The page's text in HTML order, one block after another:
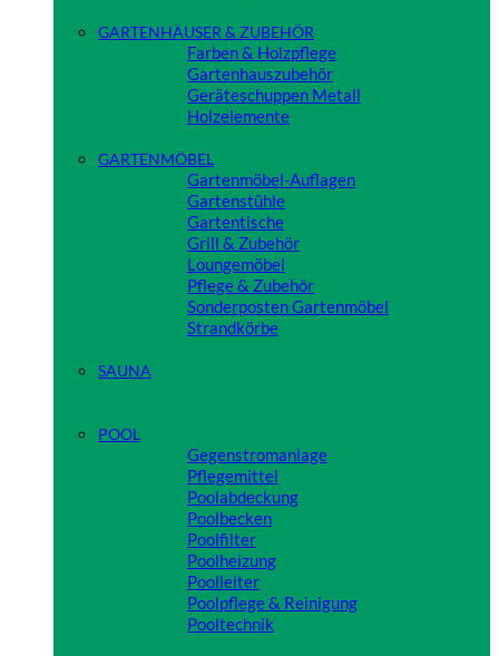
GARTENHÄUSER & ZUBEHÖR
Farben & Holzpflege
Gartenhauszubehör
Geräteschuppen Metall
Holzelemente
GARTENMÖBEL
Gartenmöbel-Auflagen
Gartenstühle
Gartentische
Grill & Zubehör
Loungemöbel
Pflege & Zubehör
Sonderposten Gartenmöbel
Strandkörbe
SAUNA
POOL
Gegenstromanlage
Pflegemittel
Poolabdeckung
Poolbecken
Poolfilter
Poolheizung
Poolleiter
Poolpflege & Reinigung
Pooltechnik